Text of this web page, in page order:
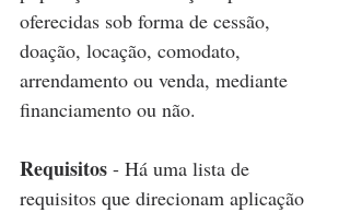
oferecidas sob forma de cessão,
doação, locação, comodato,
arrendamento ou venda, mediante
financiamento ou não.
Requisitos - Há uma lista de
requisitos que direcionam aplicação